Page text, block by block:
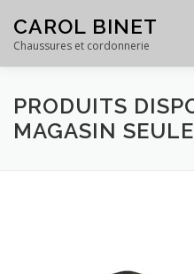
content
CAROL BINET
Chaussures et cordonnerie
ACCUEIL PRODUITS
PRODUITS
MAGASIN